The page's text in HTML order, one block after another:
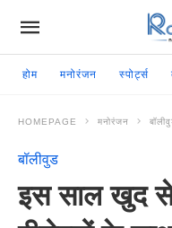
होम मनोरंजन स्पोर्ट्स
HOMEPAGE मनोरंजन
बॉलीवुड
इस साल खुद से